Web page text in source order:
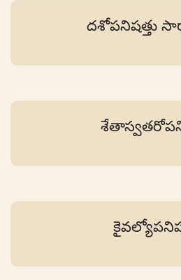
దశోపనిషత్తు